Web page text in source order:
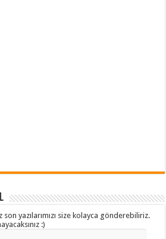
yazılarımızı size kolayca gönderebiliriz.
:)